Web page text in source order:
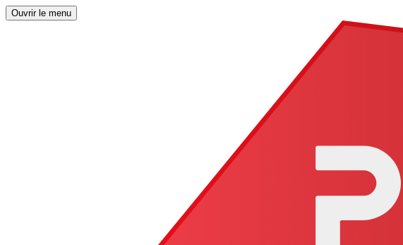
Ouvrir le menu